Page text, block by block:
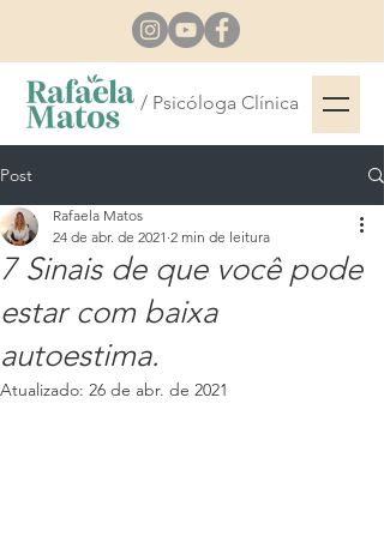
/ Psicóloga Clínica
Post
7 Sinais de que você pode
estar com baixa
autoestima.
Rafaela Matos
24 de abr. de 2021 2 min de leitura
Atualizado: 26 de abr. de 2021